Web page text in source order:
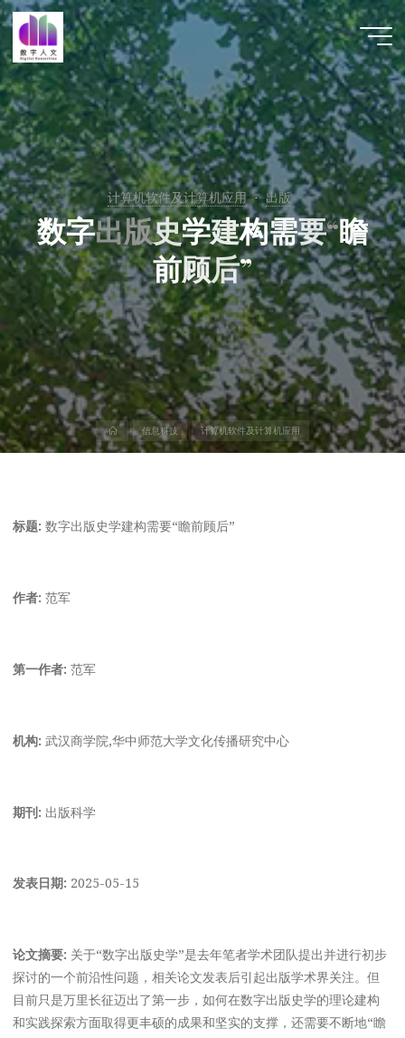
跳
至
内
容
数字人
文 |
DHCN
计算机软件及计算机应用 出版
数字出版史学建构需要“瞻
前顾后”
首
页
信息科技 计算机软件及计算机应用
标题: 数字出版史学建构需要“瞻前顾后”
作者: 范军
第一作者: 范军
机构: 武汉商学院,华中师范大学文化传播研究中心
期刊: 出版科学
发表日期: 2025-05-15
论文摘要: 关于“数字出版史学”是去年笔者学术团队提出并进行初步
探讨的一个前沿性问题，相关论文发表后引起出版学术界关注。但
目前只是万里长征迈出了第一步，如何在数字出版史学的理论建构
和实践探索方面取得更丰硕的成果和坚实的支撑，还需要不断地“瞻